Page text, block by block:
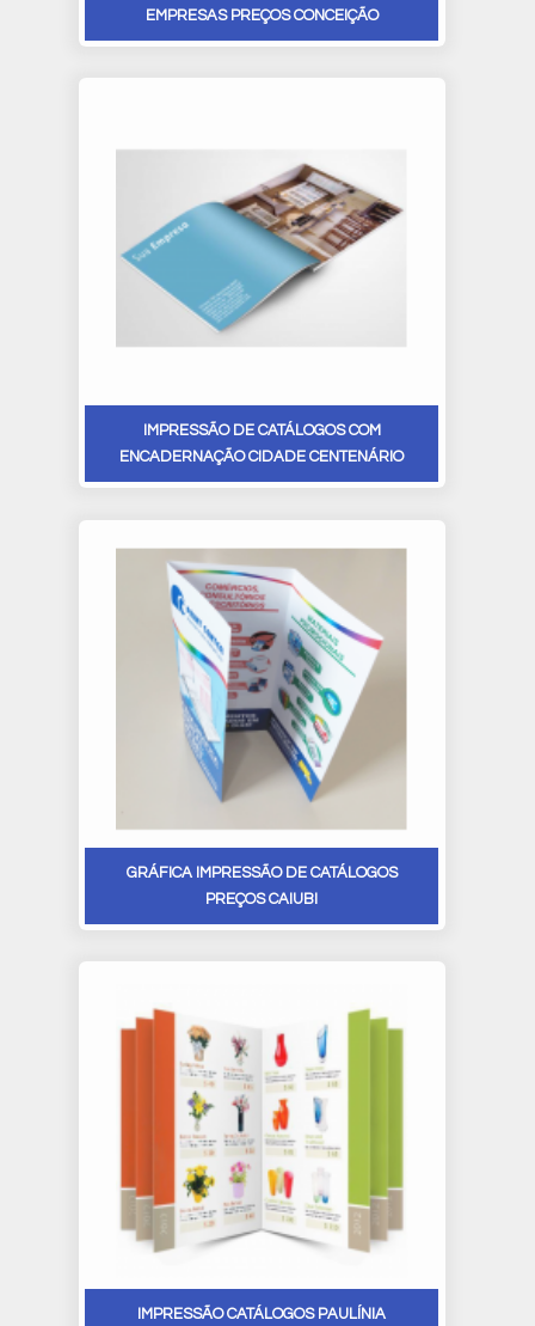
EMPRESAS PREÇOS CONCEIÇÃO
IMPRESSÃO DE CATÁLOGOS COM
ENCADERNAÇÃO CIDADE CENTENÁRIO
GRÁFICA IMPRESSÃO DE CATÁLOGOS
PREÇOS CAIUBI
IMPRESSÃO CATÁLOGOS PAULÍNIA